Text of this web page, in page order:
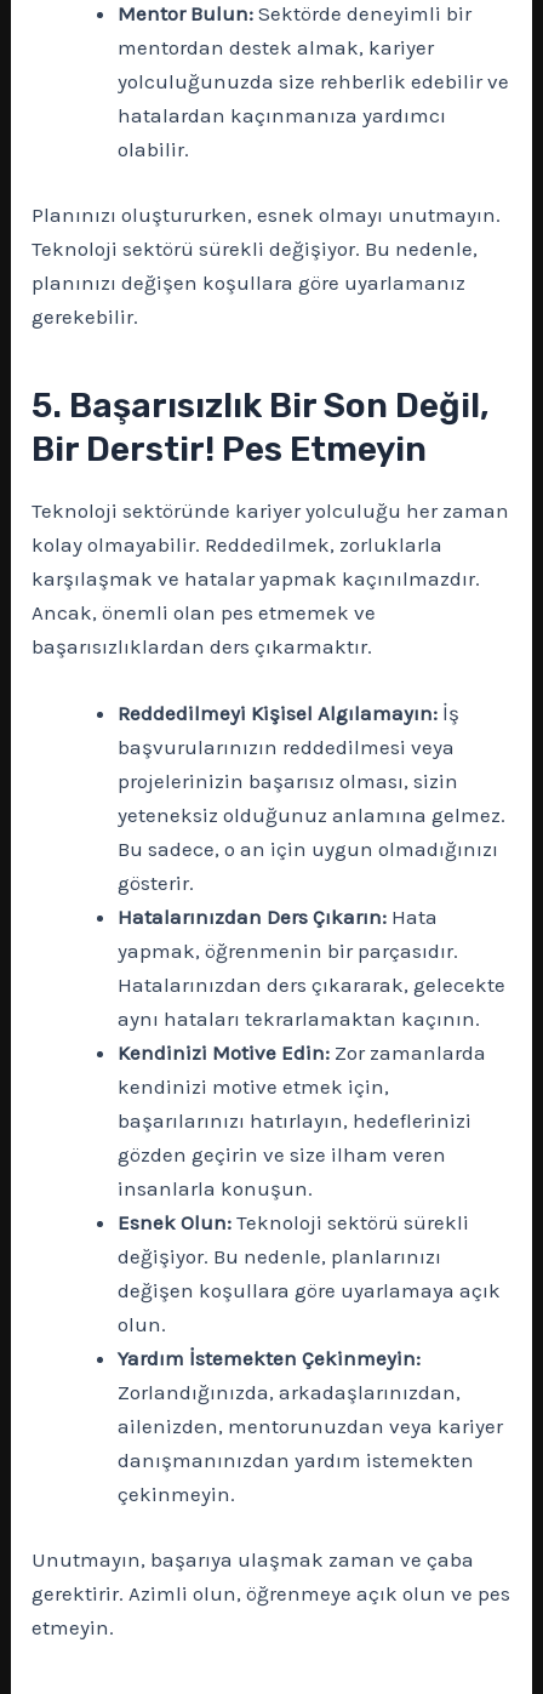
Mentor Bulun: Sektörde deneyimli bir
mentordan destek almak, kariyer
yolculuğunuzda size rehberlik edebilir ve
hatalardan kaçınmanıza yardımcı
olabilir.
Planınızı oluştururken, esnek olmayı unutmayın.
Teknoloji sektörü sürekli değişiyor. Bu nedenle,
planınızı değişen koşullara göre uyarlamanız
gerekebilir.
5. Başarısızlık Bir Son Değil,
Bir Derstir! Pes Etmeyin
Teknoloji sektöründe kariyer yolculuğu her zaman
kolay olmayabilir. Reddedilmek, zorluklarla
karşılaşmak ve hatalar yapmak kaçınılmazdır.
Ancak, önemli olan pes etmemek ve
başarısızlıklardan ders çıkarmaktır.
Reddedilmeyi Kişisel Algılamayın: İş
başvurularınızın reddedilmesi veya
projelerinizin başarısız olması, sizin
yeteneksiz olduğunuz anlamına gelmez.
Bu sadece, o an için uygun olmadığınızı
gösterir.
Hatalarınızdan Ders Çıkarın: Hata
yapmak, öğrenmenin bir parçasıdır.
Hatalarınızdan ders çıkararak, gelecekte
aynı hataları tekrarlamaktan kaçının.
Kendinizi Motive Edin: Zor zamanlarda
kendinizi motive etmek için,
başarılarınızı hatırlayın, hedeflerinizi
gözden geçirin ve size ilham veren
insanlarla konuşun.
Esnek Olun: Teknoloji sektörü sürekli
değişiyor. Bu nedenle, planlarınızı
değişen koşullara göre uyarlamaya açık
olun.
Yardım İstemekten Çekinmeyin:
Zorlandığınızda, arkadaşlarınızdan,
ailenizden, mentorunuzdan veya kariyer
danışmanınızdan yardım istemekten
çekinmeyin.
Unutmayın, başarıya ulaşmak zaman ve çaba
gerektirir. Azimli olun, öğrenmeye açık olun ve pes
etmeyin.